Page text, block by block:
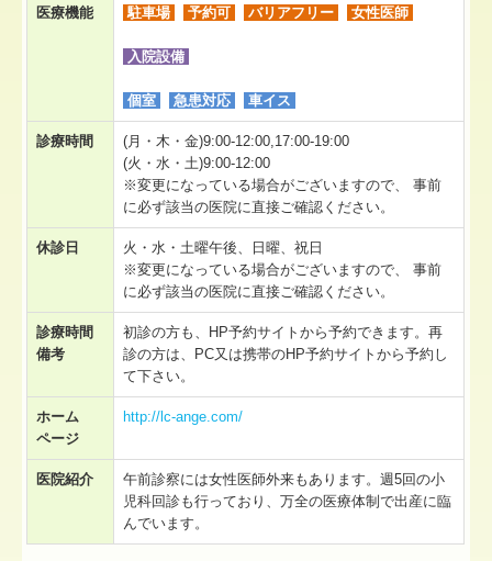
医療機能 駐車場 予約可 バリアフリー 女性医師
入院設備
個室 急患対応 車イス
診療時間
(月・木・金)9:00-12:00,17:00-19:00
(火・水・土)9:00-12:00
※変更になっている場合がございますので、 事前
に必ず該当の医院に直接ご確認ください。
休診日
火・水・土曜午後、日曜、祝日
※変更になっている場合がございますので、 事前
に必ず該当の医院に直接ご確認ください。
診療時間
備考
初診の方も、HP予約サイトから予約できます。再
診の方は、PC又は携帯のHP予約サイトから予約し
て下さい。
ホーム
ページ
http://lc-ange.com/
医院紹介
午前診察には女性医師外来もあります。週5回の小
児科回診も行っており、万全の医療体制で出産に臨
んでいます。